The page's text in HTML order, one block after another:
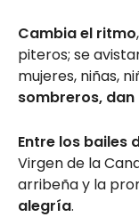
Cambia el ritmo
piteros; se
mujeres, niñas,
sombreros,
Entre los bailes
Virgen de la
arribeña y la
alegría.